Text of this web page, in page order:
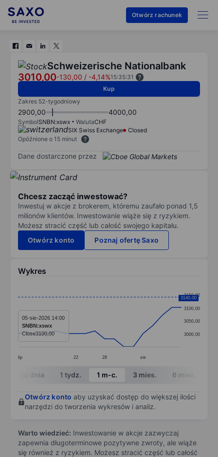
Otwórz rachunek
Schweizerische Nationalbank
3010,00-130,00 / -4,14%15:35:31
Kup
Zakres 52-tygodniowy
2900,00 4000,00
SymbolSNBN:xswx WalutaCHF
SIX Swiss Exchange
Closed
Opóźnione o 15 minut
Dane dostarczone przez
Chcesz zacząć inwestować?
Inwestuj w akcje z brokerem, któremu zaufało ponad 1,5
milionów klientów. Inwestowanie wiąże się z ryzykiem.
Możesz stracić część lub całość swojego kapitału.
Otwórz konto
Poznaj ofertę Saxo
Wykres
The chart has 1 X axis displaying categories.
The chart has 1 Y axis displaying values. Data
lip 22 28 sie
3000,00
3050,00
3100,00
3150,00
3140,00
05-sie-2026 14:00
SNBN:xswx
Close3100,00
End of interactive chart.
W ciągu dnia 1 tydz. 1 m-c. 3 mies. 6 mies.
Otwórz konto aby uzyskać dostęp do większej ilości
narzędzi do tworzenia wykresów i analiz.
Warto wiedzieć: Inwestowanie w akcje zazwyczaj
zapewnia długoterminowe pozytywne zwroty, ale wiąże
się również z ryzykiem. Możesz stracić część lub całość